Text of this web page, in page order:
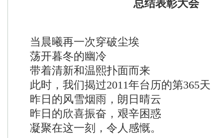
当晨曦再一次穿破尘埃
荡开暮冬的幽冷
带着清新和温熙扑面而来
此时，我们揭过2011年台历的第365天
昨日的风雪烟雨，朗日晴云
昨日的欣喜振奋，艰辛困惑
凝聚在这一刻，令人感慨。